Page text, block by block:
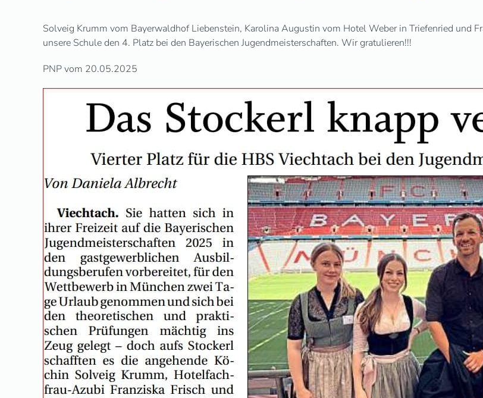
Solveig Krumm vom Bayerwaldhof Liebenstein, Karolina Augustin vom Hotel Weber in Triefenried und
unsere Schule den 4. Platz bei den Bayerischen Jugendmeisterschaften. Wir gratulieren!!!
PNP vom 20.05.2025